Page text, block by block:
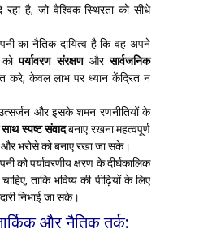
रहा है, जो वैश्विक स्थिरता को सीधे
का नैतिक दायित्व है कि वह अपने
कोपर्यावरण संरक्षणऔरसार्वजनिक
करे, केवल लाभ पर ध्यान केंद्रित न
और इसके शमन रणनीतियों के
स्पष्ट संवादबनाए रखना महत्वपूर्ण
भरोसे को बनाए रखा जा सके।
को पर्यावरणीय क्षरण के दीर्घकालिक
ताकि भविष्य की पीढ़ियों के लिए
निभाई जा सके।
और नैतिक तर्क: